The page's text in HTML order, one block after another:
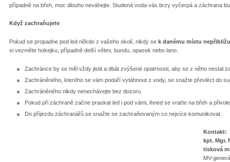
případně na břeh, moc dlouho neváhejte. Studená voda vás brzy vyčerpá a záchrana
Když zachraňujete
Pokud se propadne pod led někdo z vašeho okolí, nikdy se k danému místu
si vezměte hokejku, případně delší větev, bundu, opasek nebo lano.
Zachránce by se měl vždy jistit a dbát zvýšené opatrnosti, aby se z něho nestal
Zachráněného, kterého se vám podaří vytáhnout z vody, se snažte převléct do
Zachráněného nikdy nenechávejte bez dozoru.
Pokud při záchraně začne praskat led i pod vámi, ihned se vraťte na břeh a
Do příjezdu záchranářů se snažte se zachraňovaným co nejvíce komunikovat.
Kontakt:
kpt. Mgr.
tisková
MV-